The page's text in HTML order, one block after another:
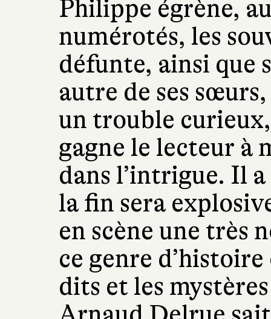
Philippe égrène,
numérotés, les
défunte, ainsi que
autre de ses
un trouble
gagne le lecteur à
dans l’intrigue. Il
la fin sera
en scène une très
ce genre
dits et les